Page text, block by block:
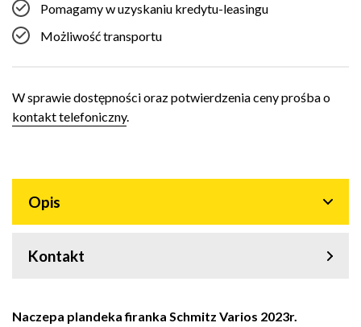
Pomagamy w uzyskaniu kredytu-leasingu
Możliwość transportu
W sprawie dostępności oraz potwierdzenia ceny prośba o
kontakt telefoniczny.
Opis
Kontakt
Naczepa plandeka firanka Schmitz Varios 2023r.